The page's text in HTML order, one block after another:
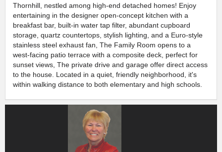
Thornhill, nestled among high-end detached homes! Enjoy
entertaining in the designer open-concept kitchen with a
breakfast bar, built-in water tap filter, abundant cupboard
storage, quartz countertops, stylish lighting, and a Euro-style
stainless steel exhaust fan, The Family Room opens to a
west-facing patio terrace with a composite deck, perfect for
sunset views, The private drive and garage offer direct access
to the house. Located in a quiet, friendly neighborhood, it's
within walking distance to both elementary and high schools.